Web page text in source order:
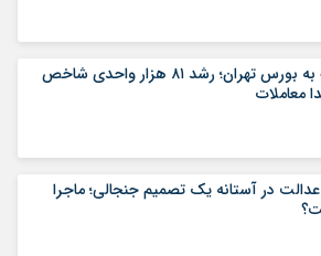
شوک به بورس تهران؛ رشد ۸۱ هزار واحدی شاخص
معاملات
در آستانه یک تصمیم جنجالی؛ ماجرا